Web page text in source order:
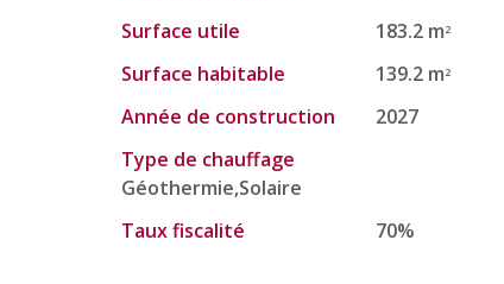
Surface utile 183.2 m2
Surface habitable 139.2 m2
Année de construction
2027
Type de chauffage
Géothermie,Solaire
Taux fiscalité
70%